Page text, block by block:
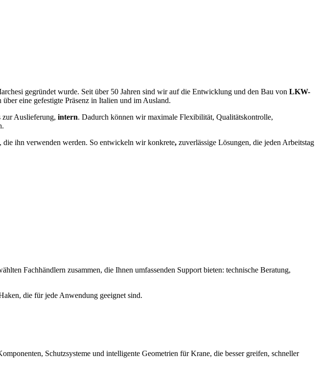
gegründet wurde. Seit über 50 Jahren sind wir auf die Entwicklung und den Bau von LKW-
eine gefestigte Präsenz in Italien und im Ausland.
zur Auslieferung, intern. Dadurch können wir maximale Flexibilität, Qualitätskontrolle,
die ihn verwenden werden. So entwickeln wir konkrete, zuverlässige Lösungen, die jeden Arbeitstag
Fachhändlern zusammen, die Ihnen umfassenden Support bieten: technische Beratung,
die für jede Anwendung geeignet sind.
Schutzsysteme und intelligente Geometrien für Krane, die besser greifen, schneller